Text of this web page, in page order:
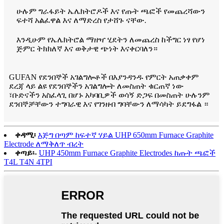
ሁሉም ግራፋይት ኤሌክትሮዶች እና የጡት ጫፎች የመጨረሻውን
ፍተሻ አልፈዋል እና ለማድረስ የታሸጉ ናቸው.
እንዲሁም የኤሌክትሮል ማዘዣ ሂደትን ለመጨረስ ከችግር ነፃ የሆነ
ጅምር ትክክለኛ እና ወቅታዊ ጭነት እናቀርባለን።
GUFAN የደንበኞች አገልግሎቶች በእያንዳንዱ የምርት አጠቃቀም
ደረጃ ላይ ልዩ የደንበኞችን አገልግሎት ለመስጠት ቁርጠኛ ነው
፣ቡድናችን አስፈላጊ በሆኑ አካባቢዎች ወሳኝ ድጋፍ በመስጠት ሁሉንም
ደንበኞቻቸውን ተግባራዊ እና የገንዘብ ግባቸውን ለማሳካት ይደግፋል ።
ቀዳሚ፡ እጅግ በጣም ከፍተኛ ሃይል UHP 650mm Furnace Graphite
Electrode ለማቅለጥ ብረት
ቀጣይ፡- UHP 450mm Furnace Graphite Electrodes ከጡት ጫፎች
T4L T4N 4TPI